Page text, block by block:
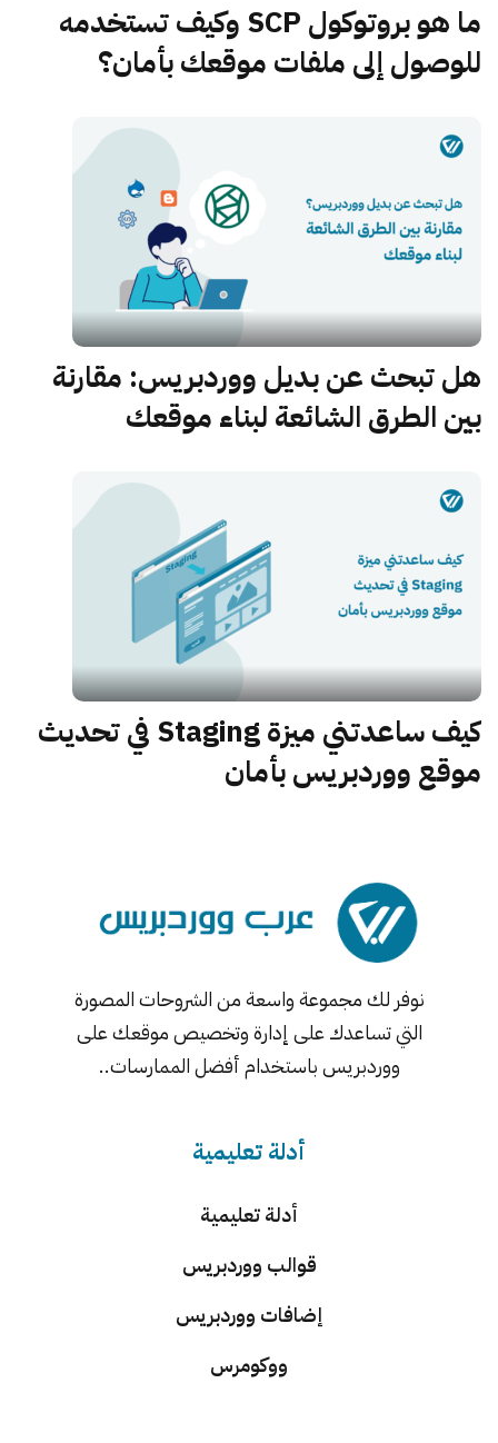
ما هو بروتوكول SCP وكيف تستخدمه
للوصول إلى ملفات موقعك بأمان؟
هل تبحث عن بديل ووردبريس: مقارنة
بين الطرق الشائعة لبناء موقعك
كيف ساعدتني ميزة Staging في تحديث
موقع ووردبريس بأمان
نوفر لك مجموعة واسعة من الشروحات المصورة
التي تساعدك على إدارة وتخصيص موقعك على
ووردبريس باستخدام أفضل الممارسات..
أدلة تعليمية
أدلة تعليمية
قوالب ووردبريس
إضافات ووردبريس
ووكومرس